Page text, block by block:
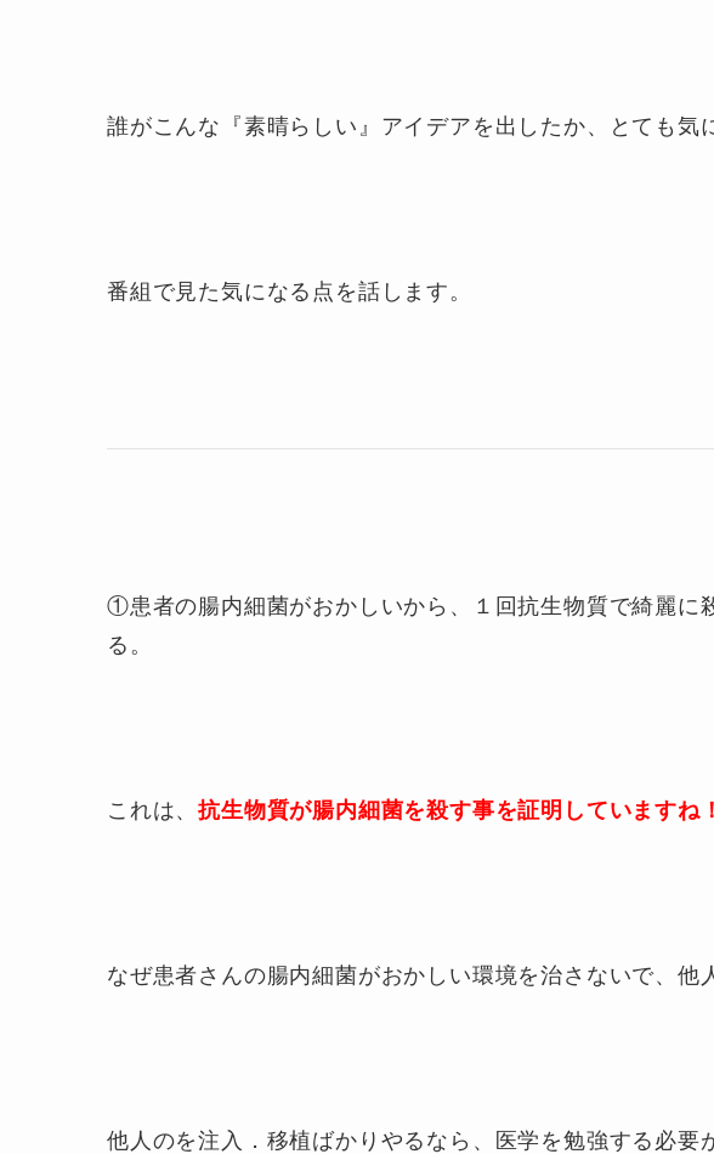
誰がこんな『素晴らしい』アイデアを出したか、とても気
番組で見た気になる点を話します。
①患者の腸内細菌がおかしいから、１回抗生物質で綺麗に
る。
これは、抗生物質が腸内細菌を殺す事を証明していますね！
なぜ患者さんの腸内細菌がおかしい環境を治さないで、他
他人のを注入．移植ばかりやるなら、医学を勉強する必要